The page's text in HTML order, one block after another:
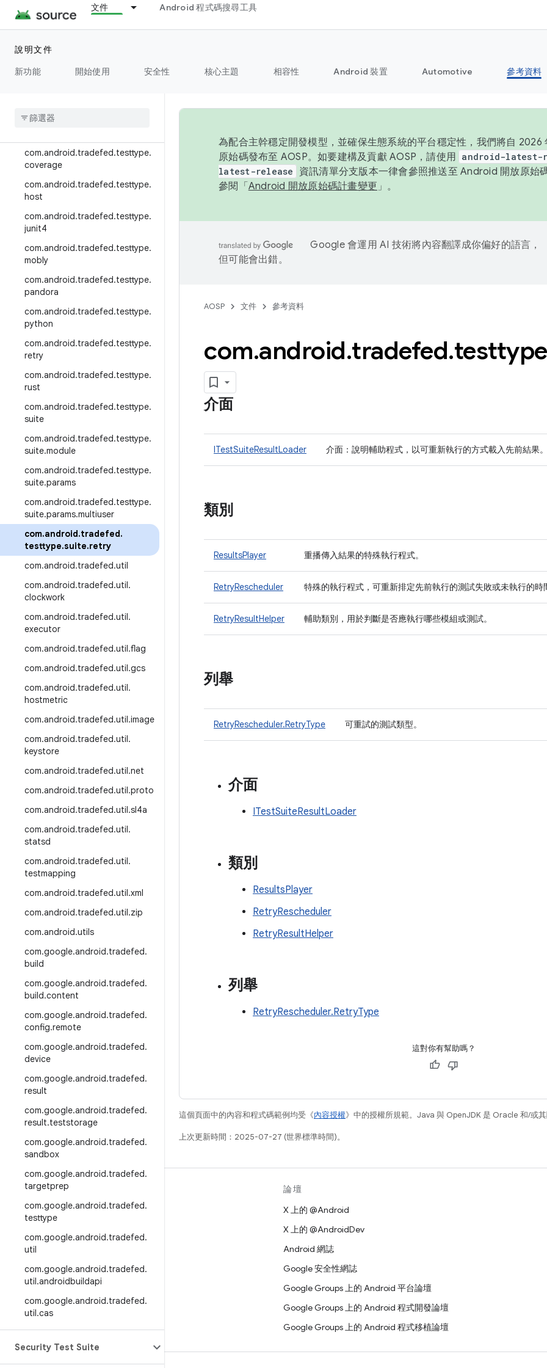
文件 Android 程式碼搜尋工具
說明文件
新功能
開始使用 安全性 核心主題 相容性 Android 裝置 Automotive 參考資料
com.android.tradefed.targetpre
p.multi
p.suite
com.android.tradefed.targetpre
com.android
com.android.tradefed.testtype.
coverage
com.android.tradefed.testtype.
host
com.android.tradefed.testtype.
junit4
com.android.tradefed.testtype.
mobly
com.android.tradefed.testtype.
pandora
com.android.tradefed.testtype.
python
com.android.tradefed.testtype.
retry
com.android.tradefed.testtype.
rust
com.android.tradefed.testtype.
suite
com.android.tradefed.testtype.
suite.module
com.android.tradefed.testtype.
suite.params
com.android.tradefed.testtype.
suite.params.multiuser
com.android.tradefed.
testtype.suite.retry
com.android.tradefed.util
com.android.tradefed.util.
clockwork
com.android.tradefed.util.
executor
com.android.tradefed.util.flag
com.android.tradefed.util.gcs
com.android.tradefed.util.
hostmetric
com.android.tradefed.util.image
com.android.tradefed.util.
keystore
com.android.tradefed.util.net
com.android.tradefed.util.proto
com.android.tradefed.util.sl4a
com.android.tradefed.util.
statsd
com.android.tradefed.util.
testmapping
com.android.tradefed.util.xml
com.android.tradefed.util.zip
com.android.utils
com.google.android.tradefed.
build
com.google.android.tradefed.
build.content
com.google.android.tradefed.
config.remote
com.google.android.tradefed.
device
com.google.android.tradefed.
result
com.google.android.tradefed.
result.teststorage
com.google.android.tradefed.
sandbox
com.google.android.tradefed.
targetprep
com.google.android.tradefed.
testtype
com.google.android.tradefed.
util
com.google.android.tradefed.
util.androidbuildapi
com.google.android.tradefed.
util.cas
Security Test Suite
為配合主幹穩定開發模型，並確保生態系統的平台穩定性，我們將自 2026
原始碼發布至 AOSP。如要建構及貢獻 AOSP，請使用 android-latest-
latest-release
資訊清單分支版本一律會參照推送至 Android 開放原始
參閱「 Android 開放原始碼計畫變更 」。
Google 會運用 AI 技術將內容翻譯成你偏好的語言，
但可能會出錯。
AOSP 文件 參考資料
com.android.tradefed.testtype
介面
ITestSuiteResultLoader 介面：說明輔助程式，以可重新執行的方式載入先前結果
類別
ResultsPlayer 重播傳入結果的特殊執行程式。
RetryRescheduler 特殊的執行程式，可重新排定先前執行的測試失敗或未執行的
RetryResultHelper 輔助類別，用於判斷是否應執行哪些模組或測試。
列舉
RetryRescheduler.RetryType 可重試的測試類型。
介面
ITestSuiteResultLoader
類別
ResultsPlayer
RetryRescheduler
RetryResultHelper
列舉
RetryRescheduler.RetryType
這對你有幫助嗎？
這個頁面中的內容和程式碼範例均受《內容授權》中的授權所規範。Java 與 OpenJDK 是 Oracle 和/或
上次更新時間：2025-07-27 (世界標準時間)。
版本
Android 程式庫
下載程式碼
預覽二進位檔
原廠映像檔
驅動程式二進位檔
論壇
X 上的 @Android
X 上的 @AndroidDev
Android 網誌
Google 安全性網誌
Google Groups 上的 Android 平台論壇
Google Groups 上的 Android 程式開發論壇
Google Groups 上的 Android 程式移植論壇